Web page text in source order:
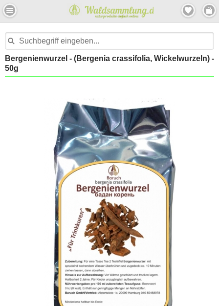
Bergenienwurzel - (Bergenia crassifolia, Wickelwurzeln) -
50g